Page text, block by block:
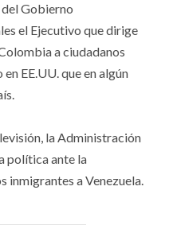
Gobierno
el Ejecutivo que dirige
a ciudadanos
EE.UU. que en algún
la Administración
política ante la
inmigrantes a Venezuela.